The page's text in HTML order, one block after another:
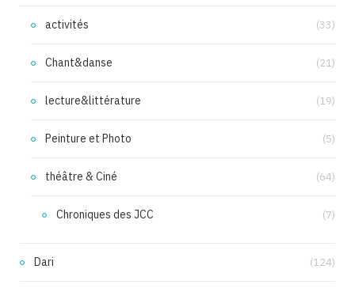
activités (33)
Chant&danse (21)
lecture&littérature (19)
Peinture et Photo (5)
théâtre & Ciné (64)
Chroniques des JCC (7)
Dari (124)